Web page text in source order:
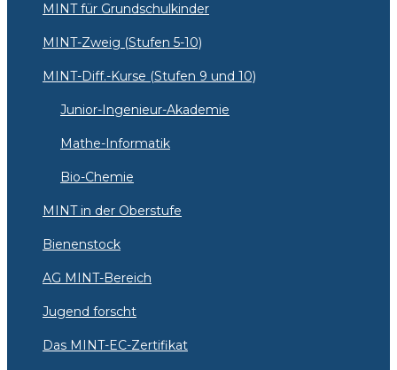
MINT für Grundschulkinder
MINT-Zweig (Stufen 5-10)
MINT-Diff.-Kurse (Stufen 9 und 10)
Junior-Ingenieur-Akademie
Mathe-Informatik
Bio-Chemie
MINT in der Oberstufe
Bienenstock
AG MINT-Bereich
Jugend forscht
Das MINT-EC-Zertifikat